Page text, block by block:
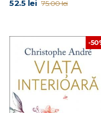
52.5 lei 75.00 lei
-